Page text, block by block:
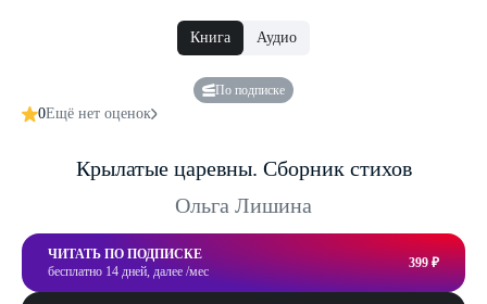
Книга Аудио
По подписке
0Ещё нет оценок
Крылатые царевны. Сборник стихов
Ольга Лишина
ЧИТАТЬ ПО ПОДПИСКЕ
бесплатно 14 дней, далее /мес
399 ₽